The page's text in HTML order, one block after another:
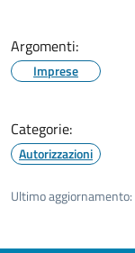
Argomenti:
Imprese
Categorie:
Autorizzazioni
Ultimo aggiornamento: